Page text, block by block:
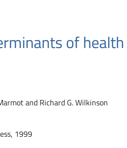
of health
and Richard G. Wilkinson
1999